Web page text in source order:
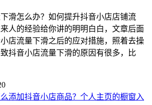
滑怎么办？如何提升抖音小店店铺流
人的经验给你讲的明明白白，文章后面
店流量下滑之后的应对措施，照着去操
抖音小店流量下滑的原因有很多，比